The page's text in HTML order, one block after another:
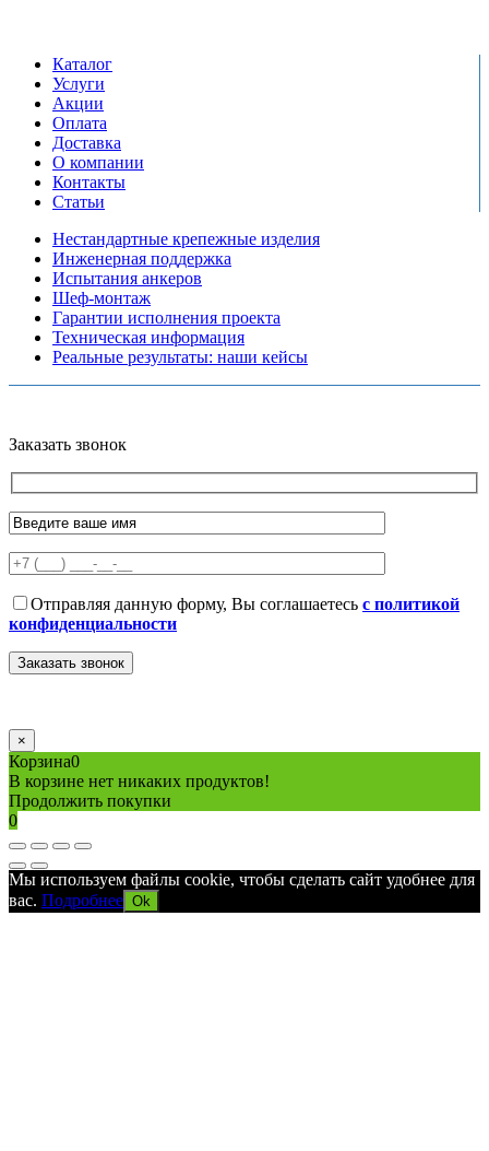
Каталог
Услуги
Акции
Оплата
Доставка
О компании
Контакты
Статьи
Нестандартные крепежные изделия
Инженерная поддержка
Испытания анкеров
Шеф-монтаж
Гарантии исполнения проекта
Техническая информация
Реальные результаты: наши кейсы
Заказать звонок
Отправляя данную форму, Вы соглашаетесь с политикой
конфиденциальности
×
Корзина0
В корзине нет никаких продуктов!
Продолжить покупки
0
Мы используем файлы cookie, чтобы сделать сайт удобнее для
вас. Подробнее Ok